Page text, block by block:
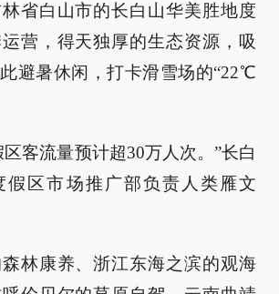
省白山市的长白山华美胜地度
营，得天独厚的生态资源，吸
避暑休闲，打卡滑雪场的“22℃
客流量预计超30万人次。”长白
假区市场推广部负责人类雁文
林康养、浙江东海之滨的观海